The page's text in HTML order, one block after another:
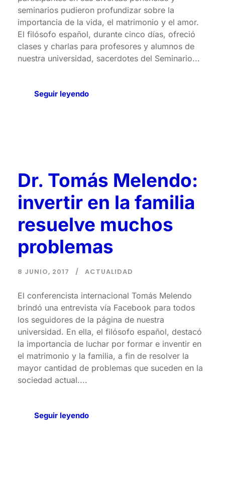
seminarios pudieron profundizar sobre la
importancia de la vida, el matrimonio y el amor.
El filósofo español, durante cinco días, ofreció
clases y charlas para profesores y alumnos de
nuestra universidad, sacerdotes del Seminario...
Seguir leyendo
Dr. Tomás Melendo:
invertir en la familia
resuelve muchos
problemas
8 JUNIO, 2017 ACTUALIDAD
El conferencista internacional Tomás Melendo
brindó una entrevista vía Facebook para todos
los seguidores de la página de nuestra
universidad. En ella, el filósofo español, destacó
la importancia de luchar por formar e inventir en
el matrimonio y la familia, a fin de resolver la
mayor cantidad de problemas que suceden en la
sociedad actual....
Seguir leyendo